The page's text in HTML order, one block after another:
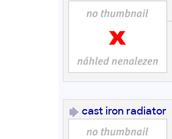
cast iron radiator